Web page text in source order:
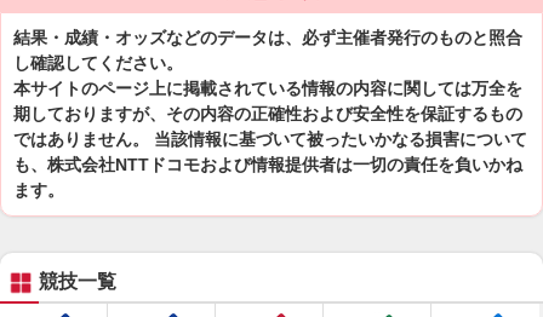
結果・成績・オッズなどのデータは、必ず主催者発行のものと照合
し確認してください。
本サイトのページ上に掲載されている情報の内容に関しては万全を
期しておりますが、その内容の正確性および安全性を保証するもの
ではありません。 当該情報に基づいて被ったいかなる損害について
も、株式会社NTTドコモおよび情報提供者は一切の責任を負いかね
ます。
競技一覧